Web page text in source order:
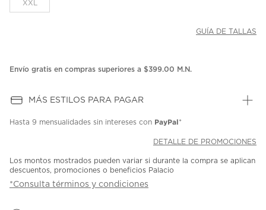
XXL
GUÍA DE TALLAS
Envío gratis en compras superiores a $399.00 M.N.
MÁS ESTILOS PARA PAGAR
Hasta 9 mensualidades sin intereses con PayPal*
DETALLE DE PROMOCIONES
Los montos mostrados pueden variar si durante la compra se aplican
descuentos, promociones o beneficios Palacio
*Consulta términos y condiciones